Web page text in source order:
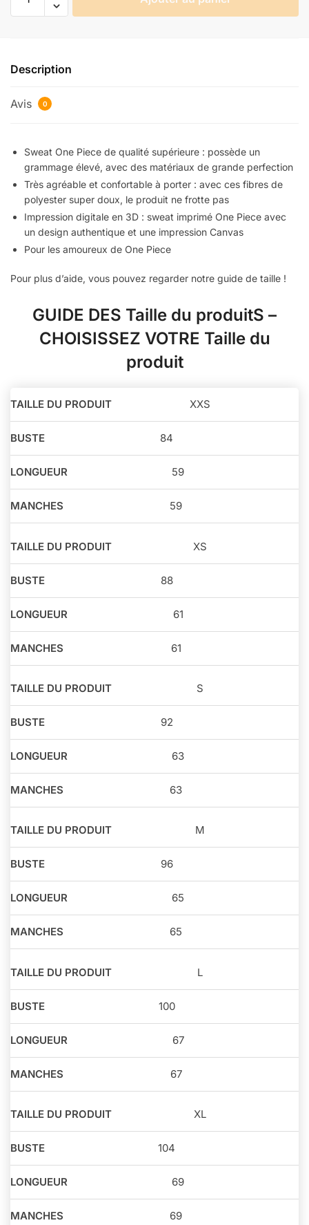
Ace
Grand
Luffy
Description
Avis 0
Sweat One Piece de qualité supérieure : possède un
grammage élevé, avec des matériaux de grande perfection
Très agréable et confortable à porter : avec ces fibres de
polyester super doux, le produit ne frotte pas
Impression digitale en 3D : sweat imprimé One Piece avec
un design authentique et une impression Canvas
Pour les amoureux de One Piece
Pour plus d’aide, vous pouvez regarder notre guide de taille !
GUIDE DES Taille du produitS –
CHOISISSEZ VOTRE Taille du
produit
Taille
du
produit
Buste Longueur Manches
XXS
84
59
59
XS
88
61
61
S
92
63
63
M
96
65
65
L
100
67
67
XL
104
69
69